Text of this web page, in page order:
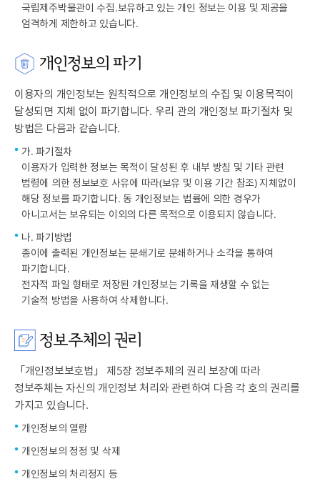
국립제주박물관이 수집․보유하고 있는 개인 정보는 이용 및 제공을
엄격하게 제한하고 있습니다.
개인정보의 파기
이용자의 개인정보는 원칙적으로 개인정보의 수집 및 이용목적이
달성되면 지체 없이 파기합니다. 우리 관의 개인정보 파기절차 및
방법은 다음과 같습니다.
가. 파기절차
이용자가 입력한 정보는 목적이 달성된 후 내부 방침 및 기타 관련
법령에 의한 정보보호 사유에 따라(보유 및 이용 기간 참조) 지체없이
해당 정보를 파기합니다. 동 개인정보는 법률에 의한 경우가
아니고서는 보유되는 이외의 다른 목적으로 이용되지 않습니다.
나. 파기방법
종이에 출력된 개인정보는 분쇄기로 분쇄하거나 소각을 통하여
파기합니다.
전자적 파일 형태로 저장된 개인정보는 기록을 재생할 수 없는
기술적 방법을 사용하여 삭제합니다.
정보주체의 권리
「개인정보보호법」 제5장 정보주체의 권리 보장에 따라
정보주체는 자신의 개인정보 처리와 관련하여 다음 각 호의 권리를
가지고 있습니다.
개인정보의 열람
개인정보의 정정 및 삭제
개인정보의 처리정지 등